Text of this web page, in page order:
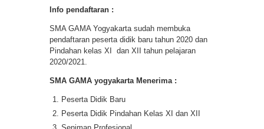
Info pendaftaran :
SMA GAMA Yogyakarta sudah membuka
pendaftaran peserta didik baru tahun 2020 dan
Pindahan kelas XI dan XII tahun pelajaran
2020/2021.
SMA GAMA yogyakarta Menerima :
Peserta Didik Baru
Peserta Didik Pindahan Kelas XI dan XII